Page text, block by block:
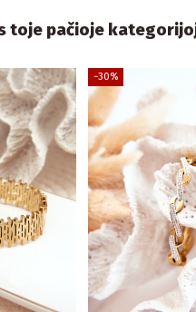
toje pačioje
−30%